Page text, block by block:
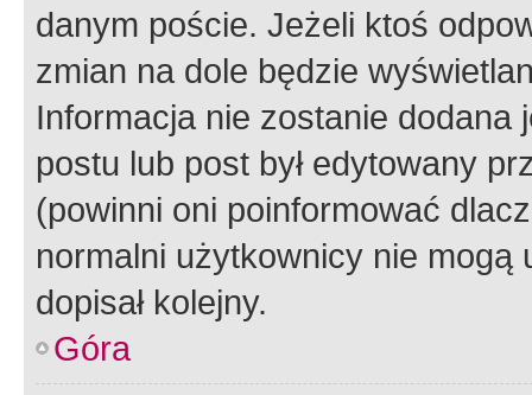
danym poście. Jeżeli ktoś
zmian na dole będzie
Informacja nie zostanie dodana
postu lub post był edytowany
(powinni oni poinformować
normalni użytkownicy nie
dopisał kolejny.
Góra